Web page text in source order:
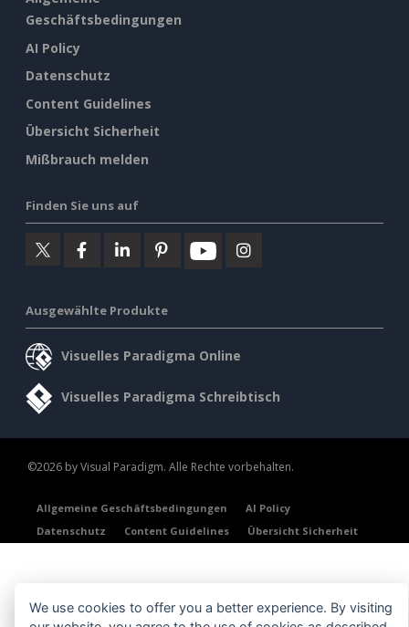
Geschäftsbedingungen
AI Policy
Datenschutz
Content Guidelines
Übersicht Sicherheit
Mißbrauch melden
Finden Sie uns auf
Ausgewählte Produkte
Visuelles Paradigma Online
Visuelles Paradigma Schreibtisch
©2026 by Visual Paradigm. Alle Rechte vorbehalten.
Allgemeine Geschäftsbedingungen
AI Policy
Datenschutz
Content Guidelines Übersicht Sicherheit
We use cookies to offer you a better experience. By visiting